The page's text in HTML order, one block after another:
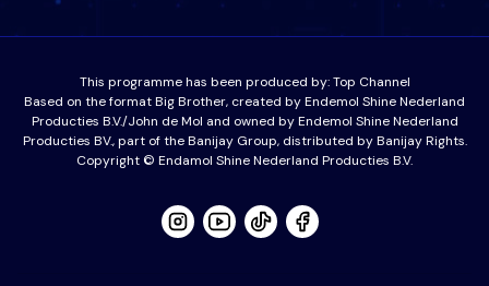
This programme has been produced by:Top Channel
Based on the format Big Brother, created by Endemol Shine Nederland
Producties B.V./John de Mol and owned by Endemol Shine Nederland
Producties BV., part of the Banijay Group, distributed by Banijay Rights.
Copyright © Endamol Shine Nederland Producties B.V.